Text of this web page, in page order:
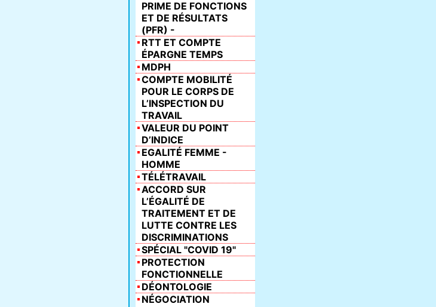
PRIME DE FONCTIONS
ET DE RÉSULTATS
(PFR) -
RTT ET COMPTE
ÉPARGNE TEMPS
MDPH
COMPTE MOBILITÉ
POUR LE CORPS DE
L’INSPECTION DU
TRAVAIL
VALEUR DU POINT
D’INDICE
EGALITÉ FEMME -
HOMME
TÉLÉTRAVAIL
ACCORD SUR
L’ÉGALITÉ DE
TRAITEMENT ET DE
LUTTE CONTRE LES
DISCRIMINATIONS
SPÉCIAL "COVID 19"
PROTECTION
FONCTIONNELLE
DÉONTOLOGIE
NÉGOCIATION